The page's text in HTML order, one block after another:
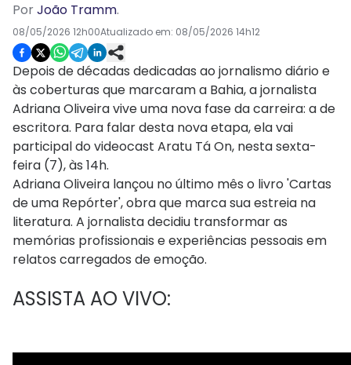
PorJoão Tramm.
08/05/2026 12h00Atualizado em: 08/05/2026 14h12
Depois de décadas dedicadas ao jornalismo diário e
às coberturas que marcaram a Bahia, a jornalista
Adriana Oliveira vive uma nova fase da carreira: a de
escritora. Para falar desta nova etapa, ela vai
participal do videocast Aratu Tá On, nesta sexta-
feira (7), às 14h.
Adriana Oliveira lançou no último mês o livro 'Cartas
de uma Repórter', obra que marca sua estreia na
literatura. A jornalista decidiu transformar as
memórias profissionais e experiências pessoais em
relatos carregados de emoção.
ASSISTA AO VIVO: